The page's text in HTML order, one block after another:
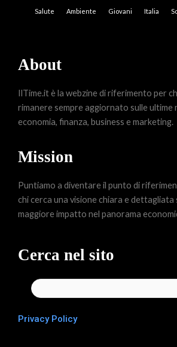
Salute Ambiente Giovani Italia
About
IlTime.it è la webzine di riferimento per
rimanere sempre aggiornato sulle ultime
economia, finanza, business e marketing.
Mission
Puntiamo a diventare il punto di
chi cerca una visione chiara e dettagliata
maggiore impatto nel panorama
Cerca nel sito
Privacy Policy